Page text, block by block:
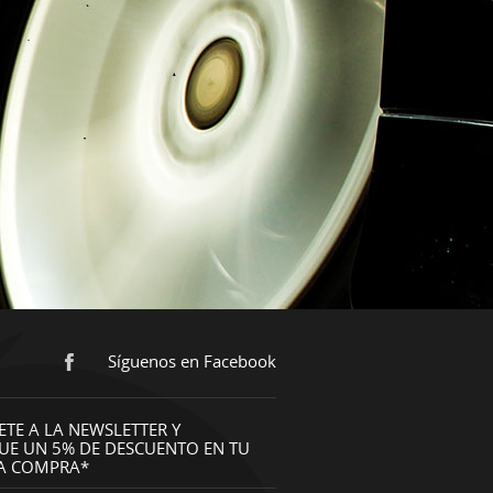
Síguenos en Facebook
A LA NEWSLETTER Y
UN 5% DE DESCUENTO EN TU
COMPRA*